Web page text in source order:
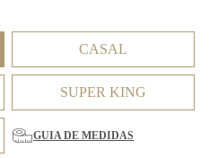
CASAL
SUPER KING
GUIA DE MEDIDAS